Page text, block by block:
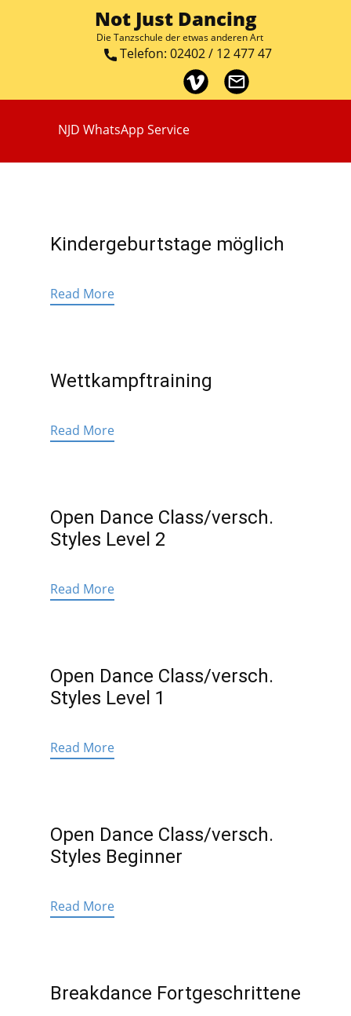
Not Just Dancing
​Telefon: 02402 / 12 477 47
Die Tanzschule der etwas anderen​​ Art
NJD WhatsApp Service
Home Über uns
Kindergeburtstage möglich
Read More
Wettkampftraining
Read More
Open Dance Class/versch.
Styles Level 2
Read More
Open Dance Class/versch.
Styles Level 1
Read More
Open Dance Class/versch.
Styles Beginner
Read More
Breakdance Fortgeschrittene